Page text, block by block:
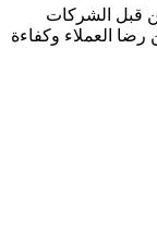
قبل الشركات
العملاء وكفاءة